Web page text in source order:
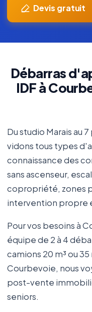
Devis gratuit
Débarras
IDF à
Du studio Marais au
vidons tous types
connaissance des
sans ascenseur,
copropriété, zones
intervention propre
Pour vos besoins à
équipe de 2 à 4
camions 20 m³ ou
Courbevoie, nous
post-vente
seniors.